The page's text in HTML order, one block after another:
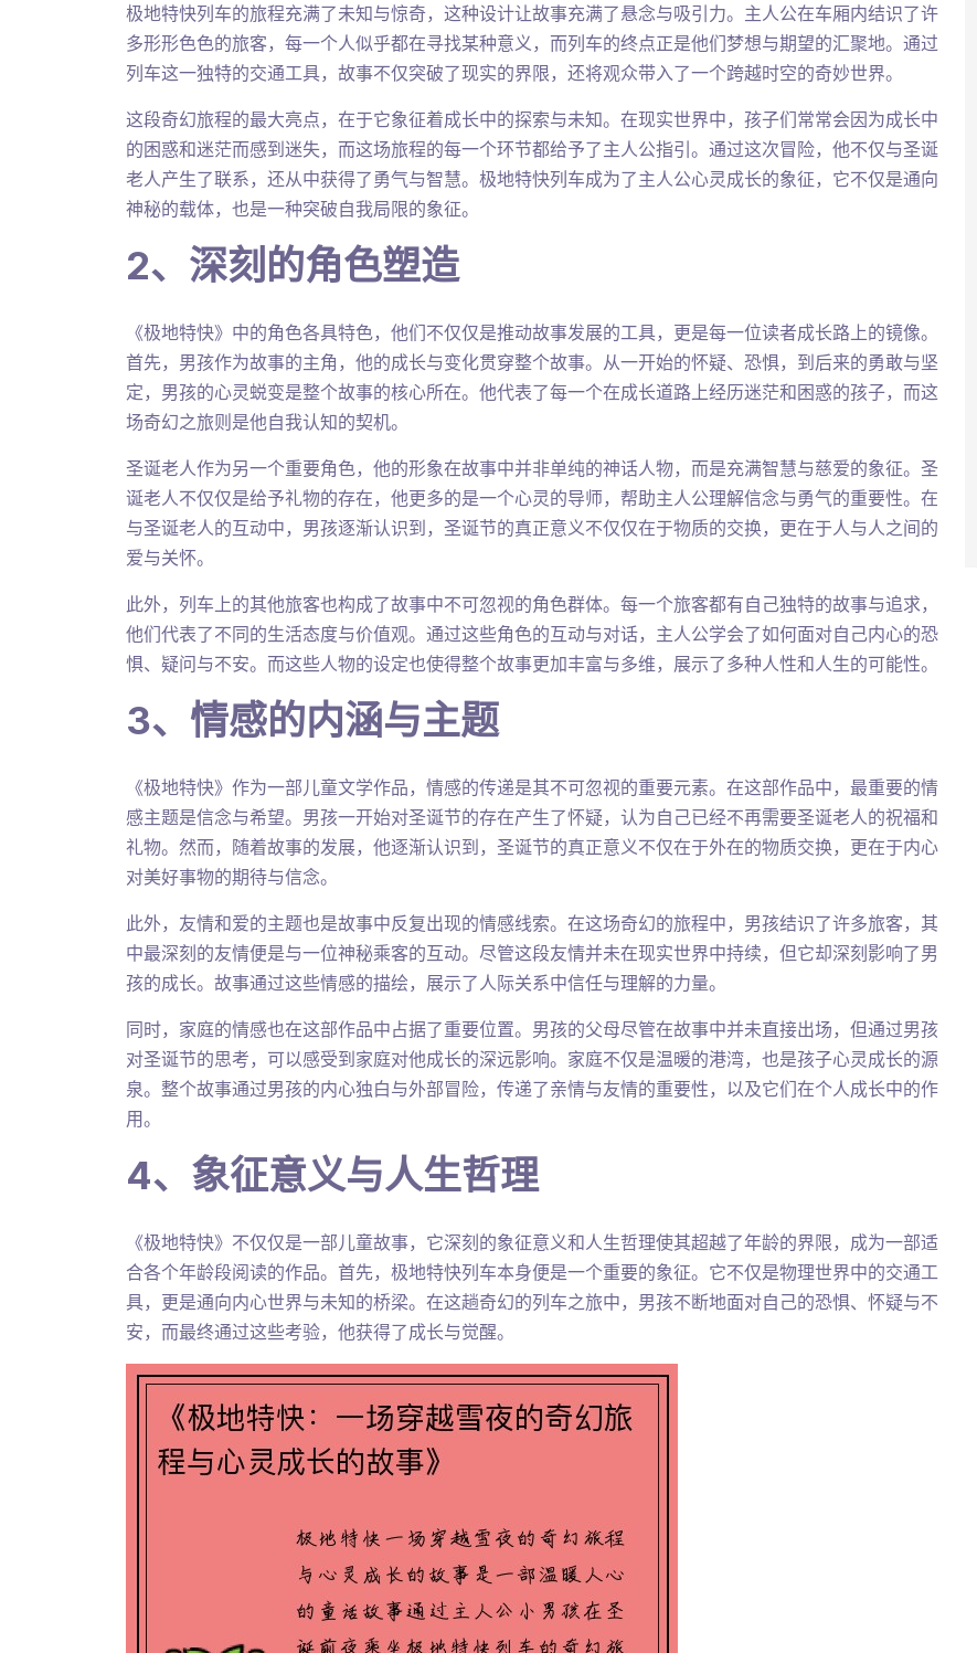
极地特快列车的旅程充满了未知与惊奇，这种设计让故事充满了悬念与吸引力。主人公在车厢内结识了许
多形形色色的旅客，每一个人似乎都在寻找某种意义，而列车的终点正是他们梦想与期望的汇聚地。通过
列车这一独特的交通工具，故事不仅突破了现实的界限，还将观众带入了一个跨越时空的奇妙世界。
这段奇幻旅程的最大亮点，在于它象征着成长中的探索与未知。在现实世界中，孩子们常常会因为成长中
的困惑和迷茫而感到迷失，而这场旅程的每一个环节都给予了主人公指引。通过这次冒险，他不仅与圣诞
老人产生了联系，还从中获得了勇气与智慧。极地特快列车成为了主人公心灵成长的象征，它不仅是通向
神秘的载体，也是一种突破自我局限的象征。
2、深刻的角色塑造
《极地特快》中的角色各具特色，他们不仅仅是推动故事发展的工具，更是每一位读者成长路上的镜像。
首先，男孩作为故事的主角，他的成长与变化贯穿整个故事。从一开始的怀疑、恐惧，到后来的勇敢与坚
定，男孩的心灵蜕变是整个故事的核心所在。他代表了每一个在成长道路上经历迷茫和困惑的孩子，而这
场奇幻之旅则是他自我认知的契机。
圣诞老人作为另一个重要角色，他的形象在故事中并非单纯的神话人物，而是充满智慧与慈爱的象征。圣
诞老人不仅仅是给予礼物的存在，他更多的是一个心灵的导师，帮助主人公理解信念与勇气的重要性。在
与圣诞老人的互动中，男孩逐渐认识到，圣诞节的真正意义不仅仅在于物质的交换，更在于人与人之间的
爱与关怀。
此外，列车上的其他旅客也构成了故事中不可忽视的角色群体。每一个旅客都有自己独特的故事与追求，
他们代表了不同的生活态度与价值观。通过这些角色的互动与对话，主人公学会了如何面对自己内心的恐
惧、疑问与不安。而这些人物的设定也使得整个故事更加丰富与多维，展示了多种人性和人生的可能性。
3、情感的内涵与主题
《极地特快》作为一部儿童文学作品，情感的传递是其不可忽视的重要元素。在这部作品中，最重要的情
感主题是信念与希望。男孩一开始对圣诞节的存在产生了怀疑，认为自己已经不再需要圣诞老人的祝福和
礼物。然而，随着故事的发展，他逐渐认识到，圣诞节的真正意义不仅在于外在的物质交换，更在于内心
对美好事物的期待与信念。
此外，友情和爱的主题也是故事中反复出现的情感线索。在这场奇幻的旅程中，男孩结识了许多旅客，其
中最深刻的友情便是与一位神秘乘客的互动。尽管这段友情并未在现实世界中持续，但它却深刻影响了男
孩的成长。故事通过这些情感的描绘，展示了人际关系中信任与理解的力量。
同时，家庭的情感也在这部作品中占据了重要位置。男孩的父母尽管在故事中并未直接出场，但通过男孩
对圣诞节的思考，可以感受到家庭对他成长的深远影响。家庭不仅是温暖的港湾，也是孩子心灵成长的源
泉。整个故事通过男孩的内心独白与外部冒险，传递了亲情与友情的重要性，以及它们在个人成长中的作
用。
4、象征意义与人生哲理
《极地特快》不仅仅是一部儿童故事，它深刻的象征意义和人生哲理使其超越了年龄的界限，成为一部适
合各个年龄段阅读的作品。首先，极地特快列车本身便是一个重要的象征。它不仅是物理世界中的交通工
具，更是通向内心世界与未知的桥梁。在这趟奇幻的列车之旅中，男孩不断地面对自己的恐惧、怀疑与不
安，而最终通过这些考验，他获得了成长与觉醒。